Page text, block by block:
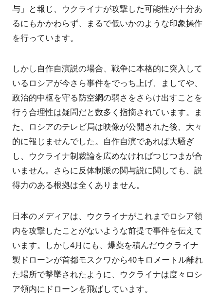
与」と報じ、ウクライナが攻撃した可能性が十分あ
るにもかかわらず、まるで低いかのような印象操作
を行っています。
しかし自作自演説の場合、戦争に本格的に突入して
いるロシアが今さら事件をでっち上げ、ましてや、
政治的中枢を守る防空網の弱さをさらけ出すことを
行う合理性は疑問だと数多く指摘されています。ま
た、ロシアのテレビ局は映像が公開された後、大々
的に報じませんでした。自作自演であれば大騒ぎ
し、ウクライナ制裁論を広めなければつじつまが合
いません。さらに反体制派の関与説に関しても、説
得力のある根拠は全くありません。
日本のメディアは、ウクライナがこれまでロシア領
内を攻撃したことがないような前提で事件を伝えて
います。しかし4月にも、爆薬を積んだウクライナ
製ドローンが首都モスクワから40キロメートル離れ
た場所で撃墜されたように、ウクライナは度々ロシ
ア領内にドローンを飛ばしています。